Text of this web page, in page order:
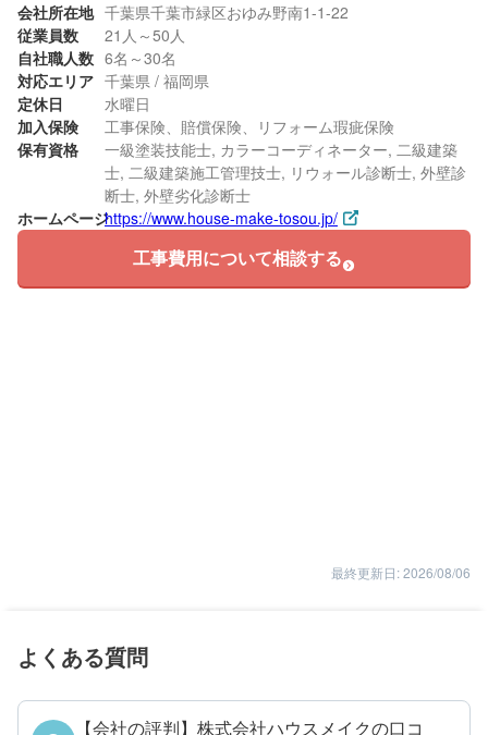
会社所在地 千葉県千葉市緑区おゆみ野南1-1-22
従業員数
21人～50人
自社職人数 6名～30名
対応エリア 千葉県 / 福岡県
定休日
水曜日
加入保険
工事保険、賠償保険、リフォーム瑕疵保険
保有資格
一級塗装技能士, カラーコーディネーター, 二級建築
士, 二級建築施工管理技士, リウォール診断士, 外壁診
断士, 外壁劣化診断士
ホームページhttps://www.house-make-tosou.jp/
工事費用について相談する
最終更新日: 2026/08/06
よくある質問
【会社の評判】株式会社ハウスメイクの口コ